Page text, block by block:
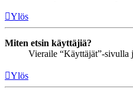
Ylös
Miten etsin käyttäjiä?
Vieraile “Käyttäjät”-sivulla
Ylös